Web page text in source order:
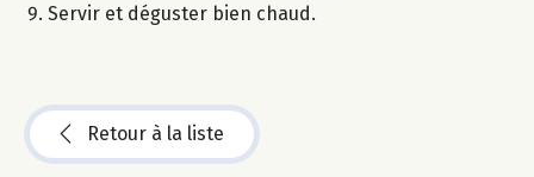
Servir et déguster bien chaud.
Retour à la liste